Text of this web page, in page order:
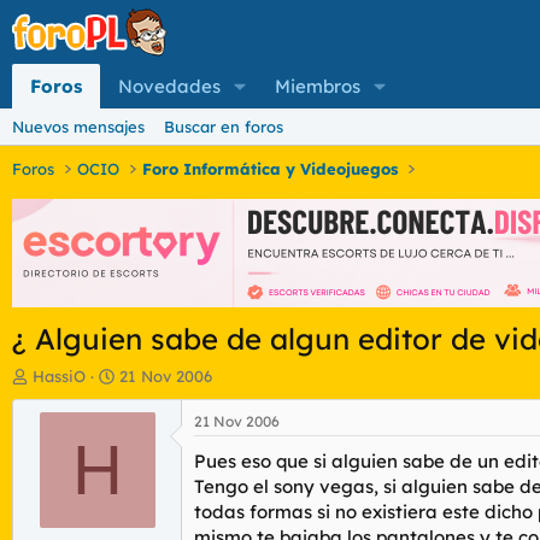
Foros Novedades Miembros
Nuevos mensajes Buscar en foros
Foros OCIO Foro Informática y Videojuegos
¿ Alguien sabe de algun editor de
I
n
o
HassiO
F
e
c
i
21 Nov 2006
H
21 Nov 2006
Pues eso que si alguien sabe de un
Tengo el sony vegas, si alguien sabe
todas formas si no existiera este